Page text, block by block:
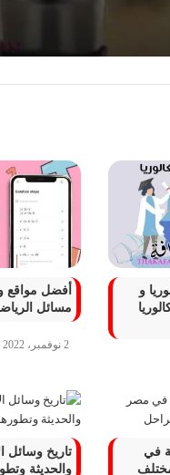
و
أفضل مواقع
مسائل
2 نوفمبر، 2022
في
تاريخ وسائل
والحديثة